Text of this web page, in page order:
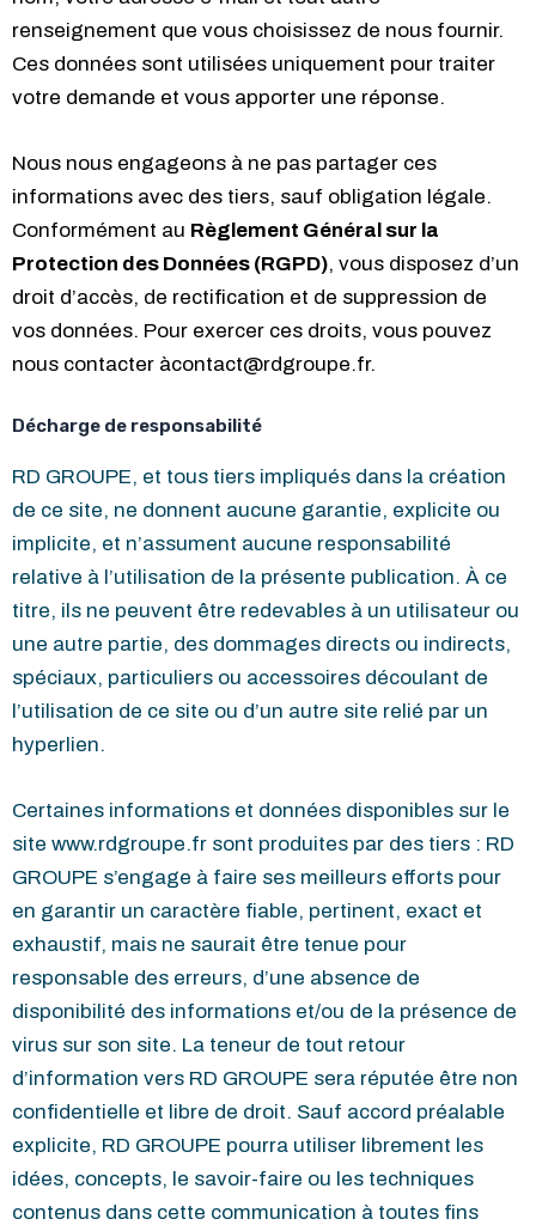
renseignement que vous choisissez de nous fournir.
Ces données sont utilisées uniquement pour traiter
votre demande et vous apporter une réponse.
Nous nous engageons à ne pas partager ces
informations avec des tiers, sauf obligation légale.
Conformément au Règlement Général sur la
Protection des Données (RGPD), vous disposez d’un
droit d’accès, de rectification et de suppression de
vos données. Pour exercer ces droits, vous pouvez
nous contacter àcontact@rdgroupe.fr.
Décharge de responsabilité
RD GROUPE, et tous tiers impliqués dans la création
de ce site, ne donnent aucune garantie, explicite ou
implicite, et n’assument aucune responsabilité
relative à l’utilisation de la présente publication. À ce
titre, ils ne peuvent être redevables à un utilisateur ou
une autre partie, des dommages directs ou indirects,
spéciaux, particuliers ou accessoires découlant de
l’utilisation de ce site ou d’un autre site relié par un
hyperlien.
Certaines informations et données disponibles sur le
site www.rdgroupe.fr sont produites par des tiers : RD
GROUPE s’engage à faire ses meilleurs efforts pour
en garantir un caractère fiable, pertinent, exact et
exhaustif, mais ne saurait être tenue pour
responsable des erreurs, d’une absence de
disponibilité des informations et/ou de la présence de
virus sur son site. La teneur de tout retour
d’information vers RD GROUPE sera réputée être non
confidentielle et libre de droit. Sauf accord préalable
explicite, RD GROUPE pourra utiliser librement les
idées, concepts, le savoir-faire ou les techniques
contenus dans cette communication à toutes fins